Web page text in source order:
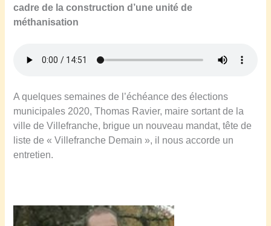
cadre de la construction d’une unité de
méthanisation
A quelques semaines de l’échéance des élections
municipales 2020, Thomas Ravier, maire sortant de la
ville de Villefranche, brigue un nouveau mandat, tête de
liste de « Villefranche Demain », il nous accorde un
entretien.